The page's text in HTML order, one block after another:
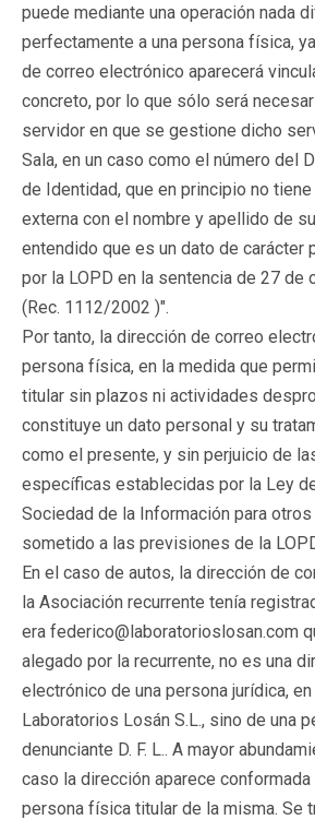
puede mediante una operación nada
perfectamente a una persona física,
de correo electrónico aparecerá
concreto, por lo que sólo será
servidor en que se gestione dicho
Sala, en un caso como el número del
de Identidad, que en principio no
externa con el nombre y apellido de
entendido que es un dato de carácter
por la LOPD en la sentencia de 27 de
(Rec. 1112/2002 )".
Por tanto, la dirección de correo
persona física, en la medida que
titular sin plazos ni actividades
constituye un dato personal y su
como el presente, y sin perjuicio de
específicas establecidas por la Ley
Sociedad de la Información para
sometido a las previsiones de la
En el caso de autos, la dirección de
la Asociación recurrente tenía
era federico@laboratorioslosan.com
alegado por la recurrente, no es una
electrónico de una persona jurídica,
Laboratorios Losán S.L., sino de una
denunciante D. F. L.. A mayor
caso la dirección aparece
persona física titular de la misma. Se